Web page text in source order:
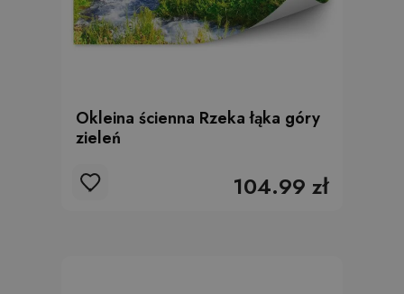
Okleina ścienna Rzeka łąka góry
zieleń
104.99 zł